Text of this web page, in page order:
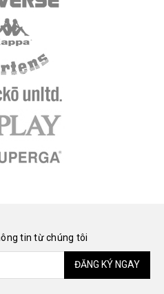
tin từ chúng tôi
ĐĂNG KÝ NGAY